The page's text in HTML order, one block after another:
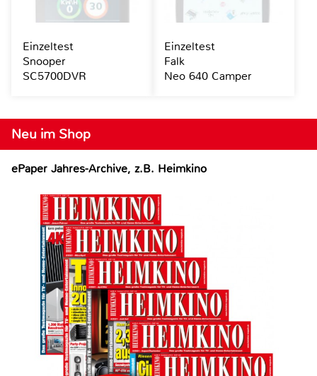
Neu im Shop
ePaper Jahres-Archive, z.B. Heimkino
Einzeltest
Snooper
SC5700DVR
Einzeltest
Falk
Neo 640 Camper